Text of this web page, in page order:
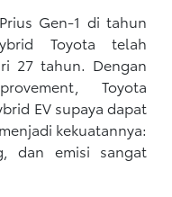
Gen-1 di tahun
Toyota telah
27 tahun. Dengan
Toyota
EV supaya dapat
kekuatannya:
dan emisi sangat